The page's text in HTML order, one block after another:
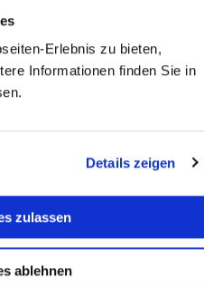
Erlebnis zu bieten,
Informationen finden Sie in
Details zeigen
zulassen
ablehnen
Juni 2026